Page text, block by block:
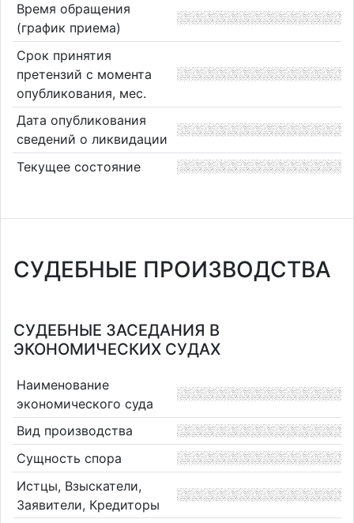
Время обращения
(график приема)
Срок принятия
претензий с момента
опубликования, мес.
Дата опубликования
сведений о ликвидации
Текущее состояние
СУДЕБНЫЕ ПРОИЗВОДСТВА
СУДЕБНЫЕ ЗАСЕДАНИЯ В
ЭКОНОМИЧЕСКИХ СУДАХ
Наименование
экономического суда
Вид производства
Сущность спора
Истцы, Взыскатели,
Заявители, Кредиторы